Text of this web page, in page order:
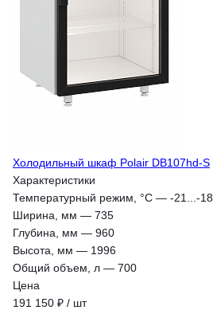
Холодильный шкаф Polair DB107hd-S
Характеристики
Температурный режим, °С — -21...-18
Ширина, мм — 735
Глубина, мм — 960
Высота, мм — 1996
Общий объем, л — 700
Цена
191 150 ₽ / шт